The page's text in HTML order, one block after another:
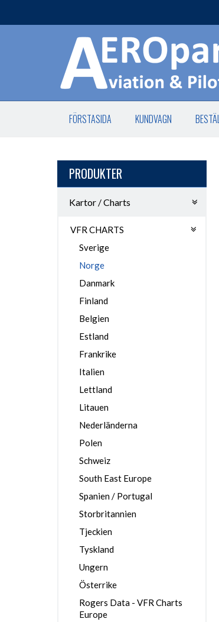
FÖRSTASIDA KUNDVAGN
PRODUKTER
Kartor / Charts
VFR CHARTS
Sverige
Norge
Danmark
Finland
Belgien
Estland
Frankrike
Italien
Lettland
Litauen
Nederländerna
Polen
Schweiz
South East Europe
Spanien / Portugal
Storbritannien
Tjeckien
Tyskland
Ungern
Österrike
Rogers Data - VFR Charts
Europe